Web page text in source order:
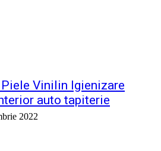
Vinilin Igienizare
auto tapiterie
2022